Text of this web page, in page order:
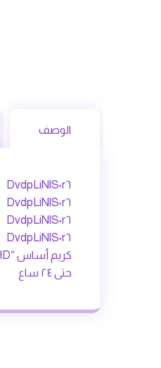
الوصف
DvdpLiNlS٠r٦
DvdpLiNlS٠r٦
DvdpLiNlS٠r٦
DvdpLiNlS٠r٦
حتى ٢٤ ساع